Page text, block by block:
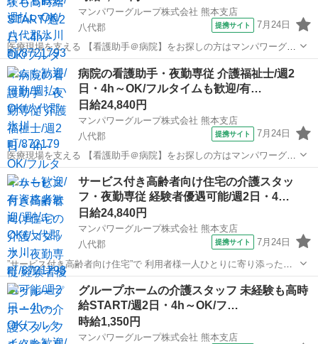
マンパワーグループ株式会社 熊本支店
八代郡
提携サイト 7月24日
医療現場を支える 【看護助手＠病院】をお探しの方はマンパワーグル
ープへ★ 🤝高時給で稼げる！ 🤝ライフスタイルに合わせて働ける！
🤝資格取得支援など福利厚生充実！ 🤝大手なので安定性抜群！ 🤝医...
熊本 八代郡 医療
病院の看護助手・夜勤専従 介護福祉士/週2
日・4h～OK/フルタイムも歓迎/有…
日給24,840円
マンパワーグループ株式会社 熊本支店
八代郡
提携サイト 7月24日
医療現場を支える 【看護助手＠病院】をお探しの方はマンパワーグル
ープへ★ 🤝高時給で稼げる！ 🤝ライフスタイルに合わせて働ける！
🤝資格取得支援など福利厚生充実！ 🤝大手なので安定性抜群！ 🤝医...
熊本 八代郡 医療
サービス付き高齢者向け住宅の介護スタッ
フ・夜勤専従 経験者優遇可能/週2日・4…
日給24,840円
マンパワーグループ株式会社 熊本支店
八代郡
提携サイト 7月24日
”サービス付き高齢者向け住宅”で 利用者様一人ひとりに寄り添った介
護を!! ━━━━━━━━ｖ━━━━━━━━━━ マンパワーグループ
なら… ✅️高時給でちゃんと稼げる！ ✅️ライフスタイルに合わせた働
き...
熊本 八代郡
グループホームの介護スタッフ 未経験も高時
給START/週2日・4h～OK/フ…
時給1,350円
マンパワーグループ株式会社 熊本支店